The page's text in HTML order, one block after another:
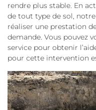
rendre plus stable. En
de tout type de sol,
réaliser une prestation
demande. Vous pouvez
service pour obtenir
pour cette intervention